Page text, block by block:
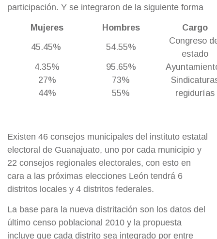
participación. Y se integraron de la siguiente forma
Mujeres Hombres
Cargo
45.45%
54.55%
Congreso
estado
4.35%
95.65%
27%
73%
44%
55% regidurías
Existen 46 consejos municipales del instituto estatal
electoral de Guanajuato, uno por cada municipio y
22 consejos regionales electorales, con esto en
cara a las próximas elecciones León tendrá 6
distritos locales y 4 distritos federales.
La base para la nueva distritación son los datos del
último censo poblacional 2010 y la propuesta
incluye que cada distrito sea integrado por entre